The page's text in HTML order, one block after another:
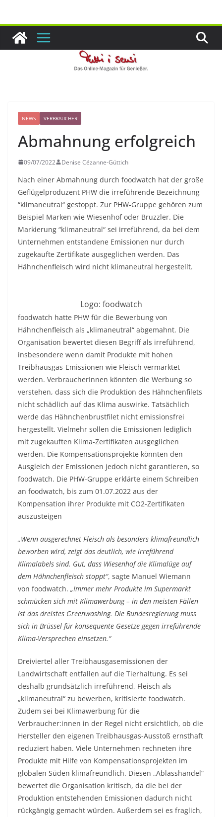
springen
NEWS VERBRAUCHER
Abmahnung erfolgreich
09/07/2022 Denise Cézanne-Güttich
Nach einer Abmahnung durch foodwatch hat der große
Geflügelproduzent PHW die irreführende Bezeichnung
“klimaneutral“ gestoppt. Zur PHW-Gruppe gehören zum
Beispiel Marken wie Wiesenhof oder Bruzzler. Die
Markierung “klimaneutral“ sei irreführend, da bei dem
Unternehmen entstandene Emissionen nur durch
zugekaufte Zertifikate ausgeglichen werden. Das
Hähnchenfleisch wird nicht klimaneutral hergestellt.
Logo: foodwatch
foodwatch hatte PHW für die Bewerbung von
Hähnchenfleisch als „klimaneutral“ abgemahnt. Die
Organisation bewertet diesen Begriff als irreführend,
insbesondere wenn damit Produkte mit hohen
Treibhausgas-Emissionen wie Fleisch vermarktet
werden. VerbraucherInnen könnten die Werbung so
verstehen, dass sich die Produktion des Hähnchenfilets
nicht schädlich auf das Klima auswirke. Tatsächlich
werde das Hähnchenbrustfilet nicht emissionsfrei
hergestellt. Vielmehr sollen die Emissionen lediglich
mit zugekauften Klima-Zertifikaten ausgeglichen
werden. Die Kompensationsprojekte könnten den
Ausgleich der Emissionen jedoch nicht garantieren, so
foodwatch. Die PHW-Gruppe erklärte einem Schreiben
an foodwatch, bis zum 01.07.2022 aus der
Kompensation ihrer Produkte mit CO2-Zertifikaten
auszusteigen
„Wenn ausgerechnet Fleisch als besonders klimafreundlich
beworben wird, zeigt das deutlich, wie irreführend
Klimalabels sind. Gut, dass Wiesenhof die Klimalüge auf
dem Hähnchenfleisch stoppt“, sagte Manuel Wiemann
von foodwatch. „Immer mehr Produkte im Supermarkt
schmücken sich mit Klimawerbung – in den meisten Fällen
ist das dreistes Greenwashing. Die Bundesregierung muss
sich in Brüssel für konsequente Gesetze gegen irreführende
Klima-Versprechen einsetzen.“
Dreiviertel aller Treibhausgasemissionen der
Landwirtschaft entfallen auf die Tierhaltung. Es sei
deshalb grundsätzlich irreführend, Fleisch als
„klimaneutral“ zu bewerben, kritisierte foodwatch.
Zudem sei bei Klimawerbung für die
Verbraucher:innen in der Regel nicht ersichtlich, ob die
Hersteller den eigenen Treibhausgas-Ausstoß ernsthaft
reduziert haben. Viele Unternehmen rechneten ihre
Produkte mit Hilfe von Kompensationsprojekten im
globalen Süden klimafreundlich. Diesen „Ablasshandel“
bewertet die Organisation kritisch, da die bei der
Produktion entstehenden Emissionen dadurch nicht
rückgängig gemacht würden. Außerdem sei es fraglich,